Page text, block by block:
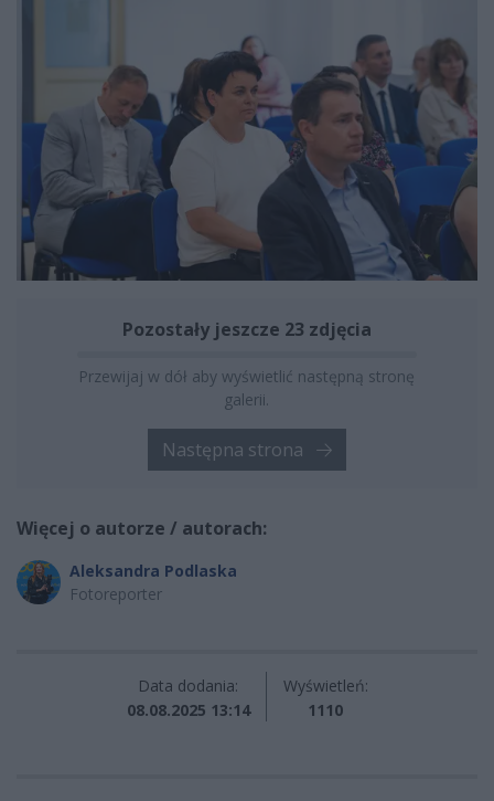
Pozostały jeszcze 23 zdjęcia
Przewijaj w dół aby wyświetlić następną stronę
galerii.
Następna strona
Więcej o autorze / autorach:
Aleksandra Podlaska
Fotoreporter
Data dodania:
08.08.2025 13:14
Wyświetleń:
1110